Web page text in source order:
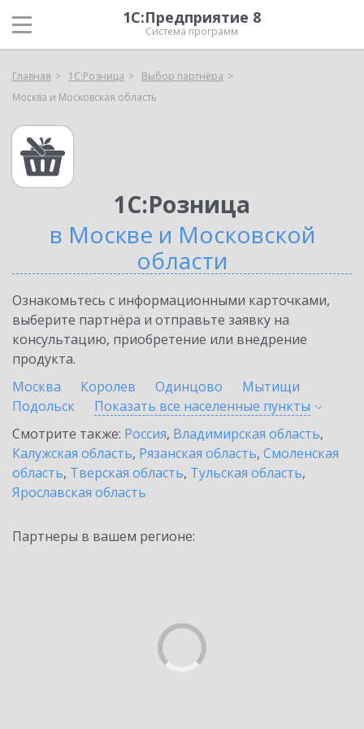
1С:Предприятие 8
Система программ
Главная 1С:Розница
Выбор партнёра
Москва и Московская область
1С:Розница
в Москве и Московской
области
Ознакомьтесь с информационными карточками,
выберите партнёра и отправьте заявку на
консультацию, приобретение или внедрение
продукта.
Москва
Королев Одинцово
Мытищи
Подольск
Показать все населенные пункты
Смотрите также: Россия, Владимирская область,
Калужская область, Рязанская область, Смоленская
область, Тверская область, Тульская область,
Ярославская область
Партнеры в вашем регионе: